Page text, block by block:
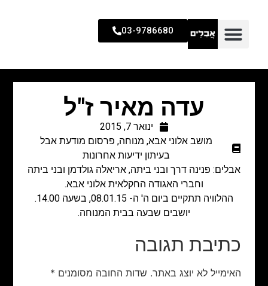
03-9786680
עדה מאיר ז"ל
ינואר 7, 2015
מושב אלוני אבא, מנוחה, פרסום מודעת אבל
בעיתון ידיעות אחרונות
אבלים: פנינה דרך ובני ביתה, אריאלה גולדמן ובני ביתה
וחברי האגודה החקלאית אלוני אבא.
ההלוויה תתקיים ביום ה' ה- 08.01.15, בשעה 14.00.
יושבים שבעה בבית המנוחה.
כתיבת תגובה
האימייל לא יוצג באתר. שדות החובה מסומנים *